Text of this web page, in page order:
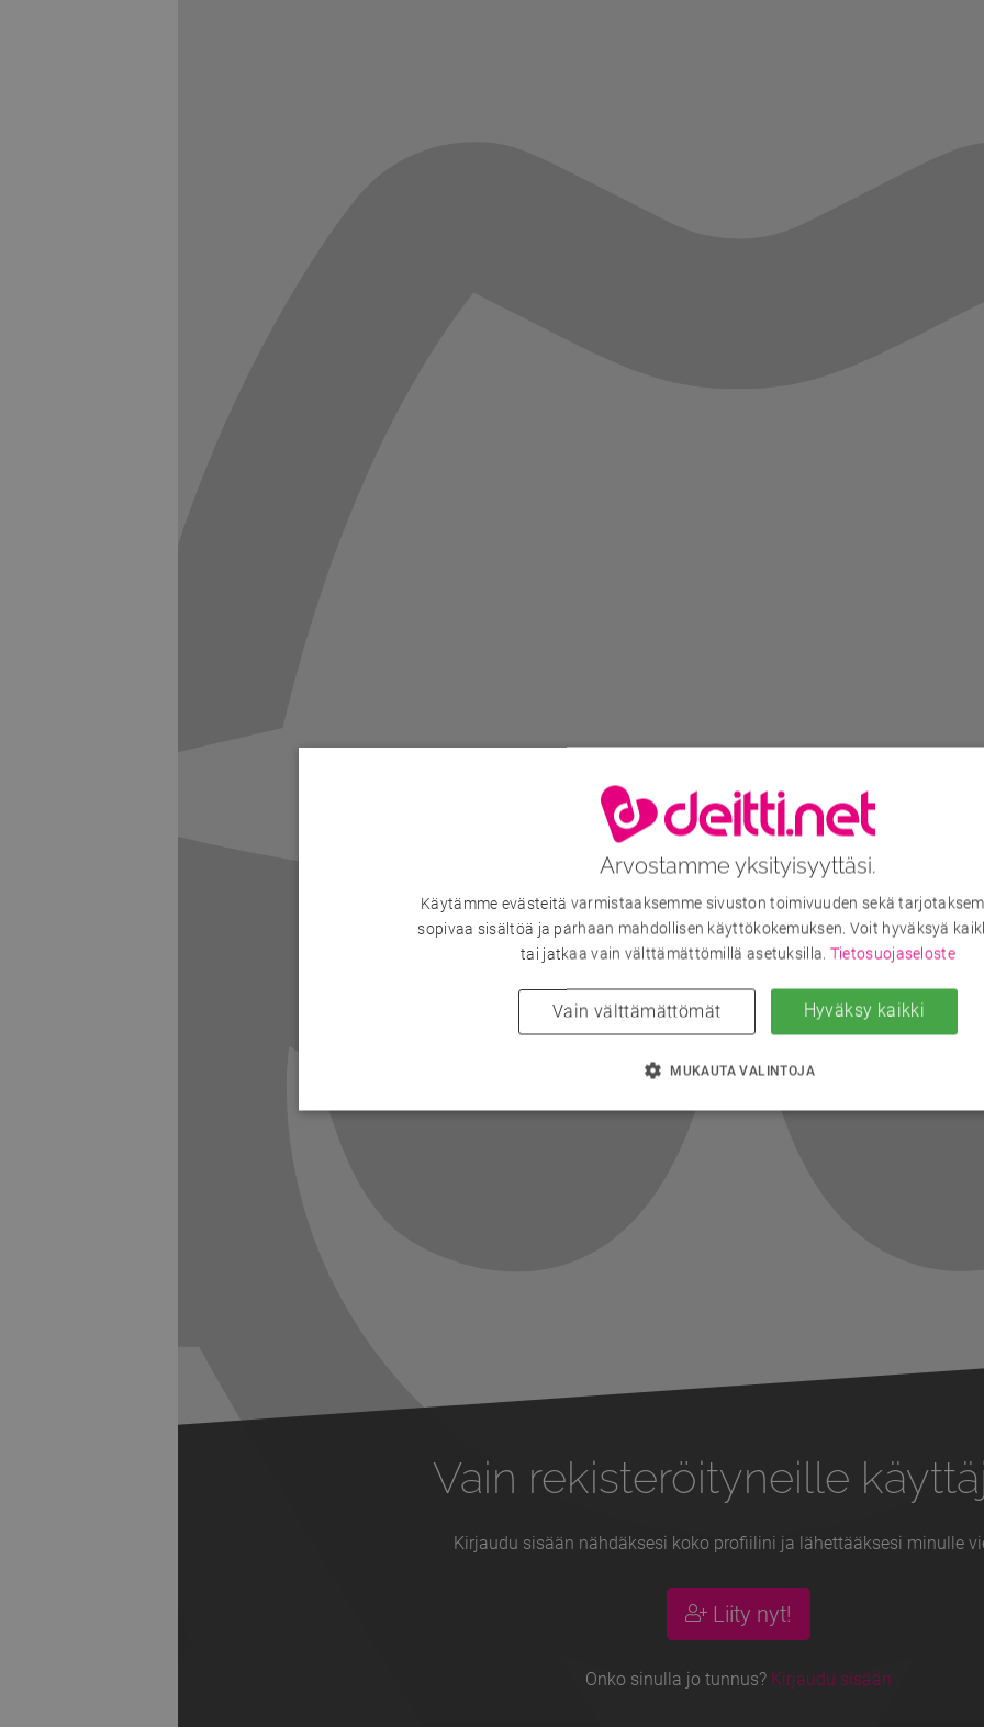
Vain rekisteröityneille
Kirjaudu sisään nähdäksesi koko profiilini ja lähettääksesi minulle
Liity nyt!
Onko sinulla jo tunnus? Kirjaudu sisään
Arvostamme yksityisyyttäsi.
Käytämme evästeitä varmistaaksemme sivuston toimivuuden sekä
sopivaa sisältöä ja parhaan mahdollisen käyttökokemuksen. Voit hyväksyä
tai jatkaa vain välttämättömillä asetuksilla. Tietosuojaseloste
Hyväksy kaikki
Vain välttämättömät
MUKAUTA VALINTOJA